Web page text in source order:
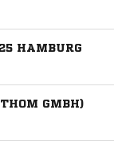
HAMBURG
GMBH)